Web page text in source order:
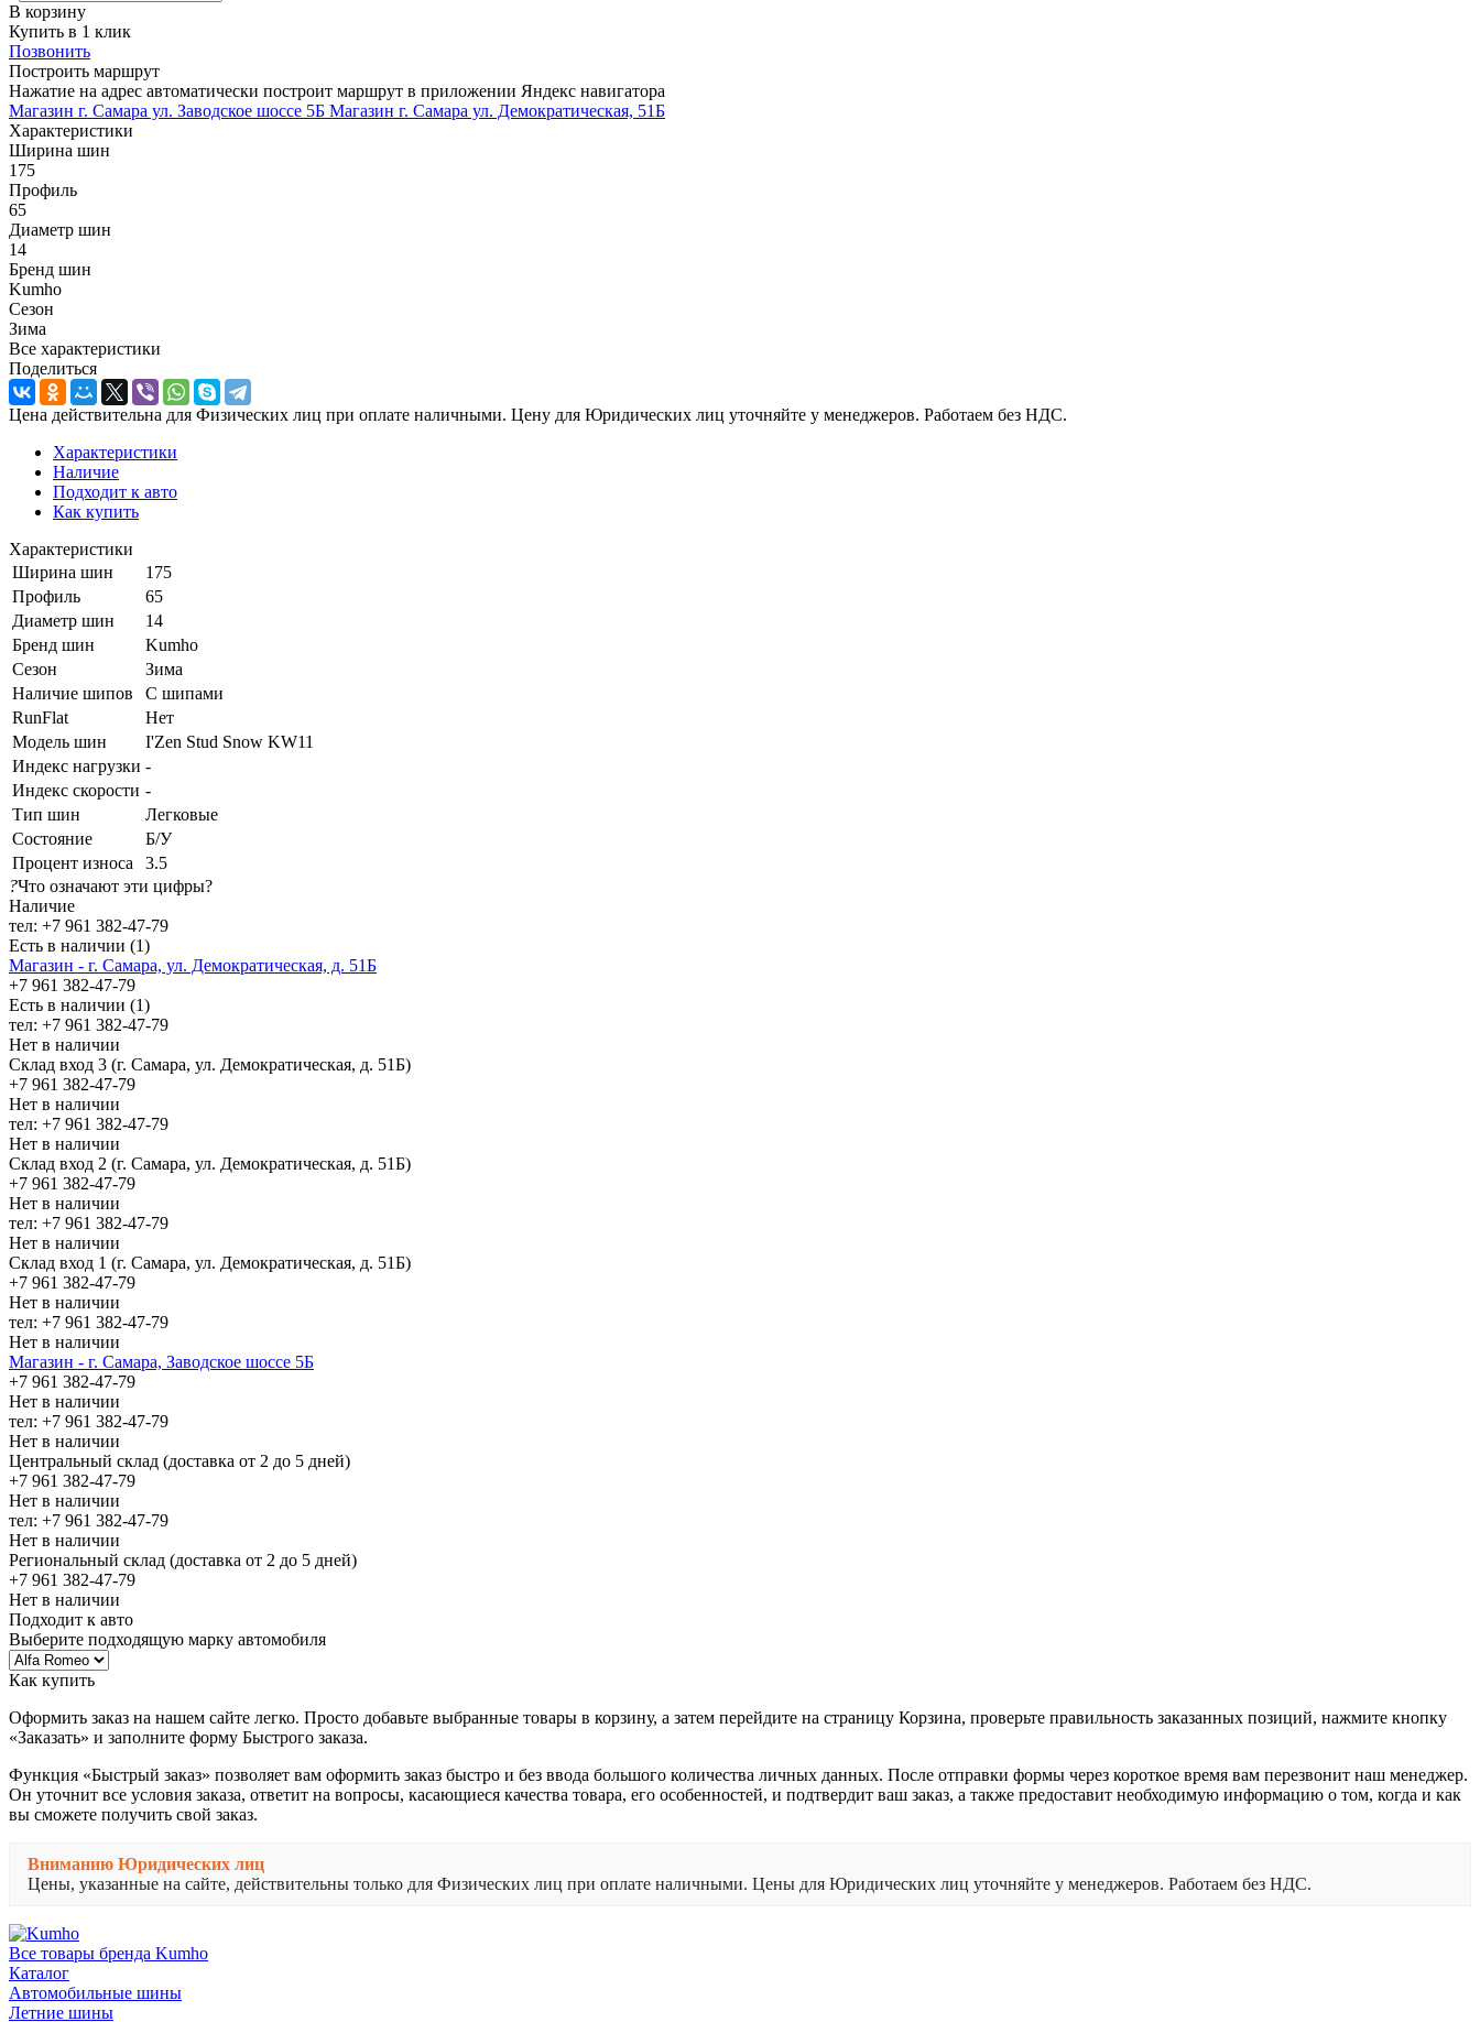
В корзину
Купить в 1 клик
Позвонить
Построить маршрут
Нажатие на адрес автоматически построит маршрут в приложении Яндекс навигатора
Магазин г. Самара ул. Заводское шоссе 5Б Магазин г. Самара ул. Демократическая, 51Б
Характеристики
Ширина шин
175
Профиль
65
Диаметр шин
14
Бренд шин
Kumho
Сезон
Зима
Все характеристики
Поделиться
Цена действительна для Физических лиц при оплате наличными. Цену для Юридических лиц уточняйте у менеджеров. Работаем без НДС.
Характеристики
Наличие
Подходит к авто
Как купить
Характеристики
Ширина шин
175
Профиль
65
Диаметр шин
14
Бренд шин
Kumho
Сезон
Зима
Наличие шипов
С шипами
RunFlat
Нет
Модель шин
I'Zen Stud Snow KW11
Индекс нагрузки -
Индекс скорости -
Тип шин
Легковые
Состояние
Б/У
Процент износа
3.5
?Что означают эти цифры?
Наличие
тел: +7 961 382-47-79
Есть в наличии (1)
Магазин - г. Самара, ул. Демократическая, д. 51Б
+7 961 382-47-79
Есть в наличии (1)
тел: +7 961 382-47-79
Нет в наличии
Склад вход 3 (г. Самара, ул. Демократическая, д. 51Б)
+7 961 382-47-79
Нет в наличии
тел: +7 961 382-47-79
Нет в наличии
Склад вход 2 (г. Самара, ул. Демократическая, д. 51Б)
+7 961 382-47-79
Нет в наличии
тел: +7 961 382-47-79
Нет в наличии
Склад вход 1 (г. Самара, ул. Демократическая, д. 51Б)
+7 961 382-47-79
Нет в наличии
тел: +7 961 382-47-79
Нет в наличии
Магазин - г. Самара, Заводское шоссе 5Б
+7 961 382-47-79
Нет в наличии
тел: +7 961 382-47-79
Нет в наличии
Центральный склад (доставка от 2 до 5 дней)
+7 961 382-47-79
Нет в наличии
тел: +7 961 382-47-79
Нет в наличии
Региональный склад (доставка от 2 до 5 дней)
+7 961 382-47-79
Нет в наличии
Подходит к авто
Выберите подходящую марку автомобиля
Как купить
Оформить заказ на нашем сайте легко. Просто добавьте выбранные товары в корзину, а затем перейдите на страницу Корзина, проверьте правильность заказанных позиций, нажмите кнопку
«Заказать» и заполните форму Быстрого заказа.
Функция «Быстрый заказ» позволяет вам оформить заказ быстро и без ввода большого количества личных данных. После отправки формы через короткое время вам перезвонит наш менеджер.
Он уточнит все условия заказа, ответит на вопросы, касающиеся качества товара, его особенностей, и подтвердит ваш заказ, а также предоставит необходимую информацию о том, когда и как
вы сможете получить свой заказ.
Вниманию Юридических лиц
Цены, указанные на сайте, действительны только для Физических лиц при оплате наличными. Цены для Юридических лиц уточняйте у менеджеров. Работаем без НДС.
Все товары бренда Kumho
Каталог
Автомобильные шины
Летние шины